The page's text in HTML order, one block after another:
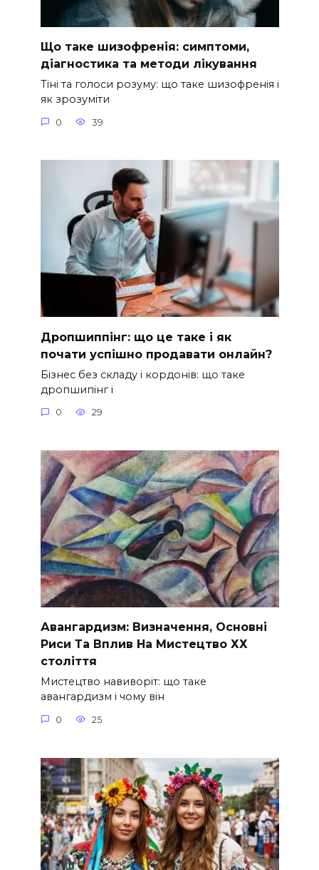
Що таке шизофренія: симптоми,
діагностика та методи лікування
Тіні та голоси розуму: що таке шизофренія і
як зрозуміти
0 39
Дропшиппінг: що це таке і як
почати успішно продавати онлайн?
Бізнес без складу і кордонів: що таке
дропшипінг і
0 29
Авангардизм: Визначення, Основні
Риси Та Вплив На Мистецтво ХХ
століття
Мистецтво навиворіт: що таке
авангардизм і чому він
0 25